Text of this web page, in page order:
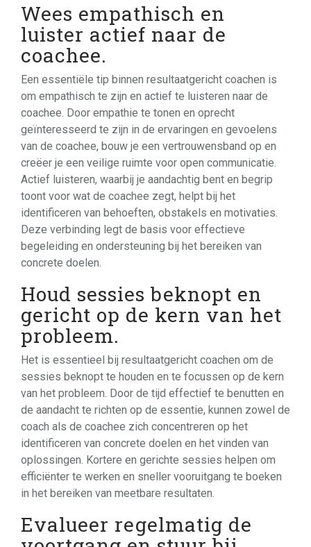
Wees empathisch en
luister actief naar de
coachee.
Een essentiële tip binnen resultaatgericht coachen is
om empathisch te zijn en actief te luisteren naar de
coachee. Door empathie te tonen en oprecht
geïnteresseerd te zijn in de ervaringen en gevoelens
van de coachee, bouw je een vertrouwensband op en
creëer je een veilige ruimte voor open communicatie.
Actief luisteren, waarbij je aandachtig bent en begrip
toont voor wat de coachee zegt, helpt bij het
identificeren van behoeften, obstakels en motivaties.
Deze verbinding legt de basis voor effectieve
begeleiding en ondersteuning bij het bereiken van
concrete doelen.
Houd sessies beknopt en
gericht op de kern van het
probleem.
Het is essentieel bij resultaatgericht coachen om de
sessies beknopt te houden en te focussen op de kern
van het probleem. Door de tijd effectief te benutten en
de aandacht te richten op de essentie, kunnen zowel de
coach als de coachee zich concentreren op het
identificeren van concrete doelen en het vinden van
oplossingen. Kortere en gerichte sessies helpen om
efficiënter te werken en sneller vooruitgang te boeken
in het bereiken van meetbare resultaten.
Evalueer regelmatig de